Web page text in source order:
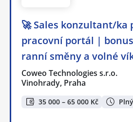
🚀 Sales konzultant/ka
pracovní portál |
ranní směny a volné
Coweo Technologies s.r.o.
Vinohrady, Praha
35 000 – 65 000 Kč